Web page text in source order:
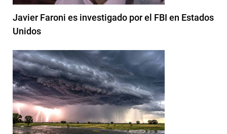
Javier Faroni es investigado por el FBI en Estados
Unidos